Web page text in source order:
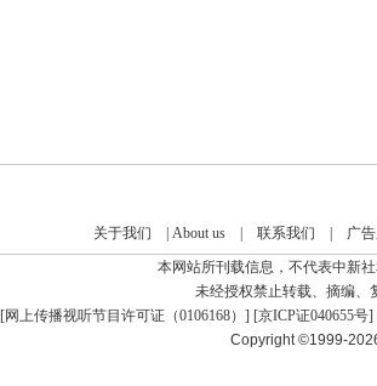
关于我们 About us| 联系我们
广
本网站所刊载信息，不代表中新
未经授权禁止转载、摘编、
[网上传播视听节目许可证（0106168） ] [京ICP证040655号]
Copyright ©1999-